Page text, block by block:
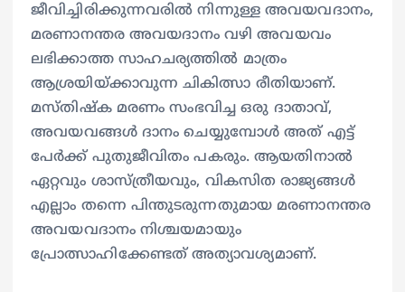
ജീവിച്ചിരിക്കുന്നവരില്‍ നിന്നുള്ള അവയവദാനം,
മരണാനന്തര അവയദാനം വഴി അവയവം
ലഭിക്കാത്ത സാഹചര്യത്തില്‍ മാത്രം
ആശ്രയിയ്ക്കാവുന്ന ചികിത്സാ രീതിയാണ്.
മസ്തിഷ്‌ക മരണം സംഭവിച്ച ഒരു ദാതാവ്,
അവയവങ്ങള്‍ ദാനം ചെയ്യുമ്പോള്‍ അത് എട്ട്
പേര്‍ക്ക് പുതുജീവിതം പകരും. ആയതിനാല്‍
ഏറ്റവും ശാസ്ത്രീയവും, വികസിത രാജ്യങ്ങള്‍
എല്ലാം തന്നെ പിന്തുടരുന്നതുമായ മരണാനന്തര
അവയവദാനം നിശ്ചയമായും
പ്രോത്സാഹിക്കേണ്ടത് അത്യാവശ്യമാണ്.